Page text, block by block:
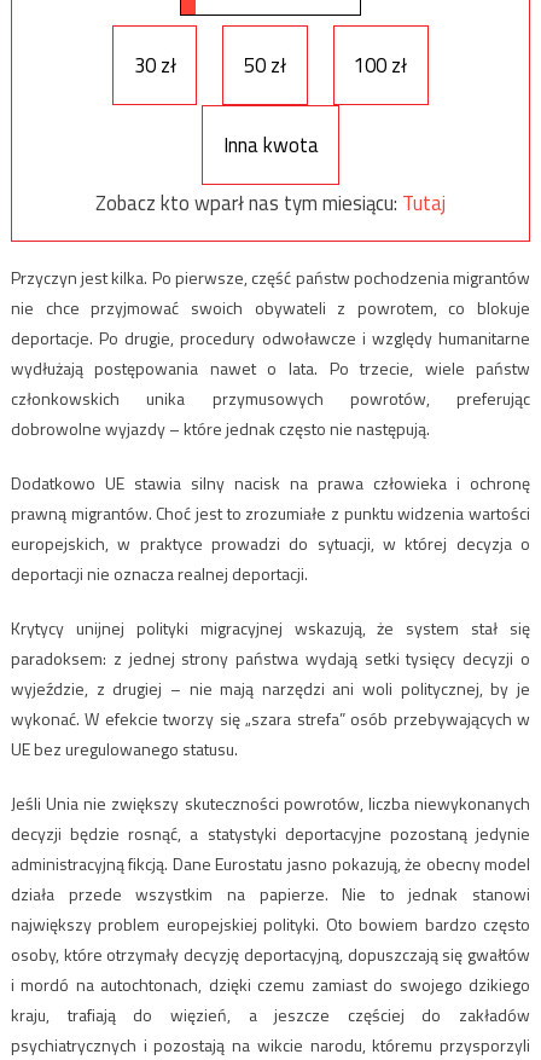
30 zł 50 zł 100 zł
Inna kwota
Zobacz kto wparł nas tym miesiącu: Tutaj
Przyczyn jest kilka. Po pierwsze, część państw pochodzenia migrantów
nie chce przyjmować swoich obywateli z powrotem, co blokuje
deportacje. Po drugie, procedury odwoławcze i względy humanitarne
wydłużają postępowania nawet o lata. Po trzecie, wiele państw
członkowskich unika przymusowych powrotów, preferując
dobrowolne wyjazdy – które jednak często nie następują.
Dodatkowo UE stawia silny nacisk na prawa człowieka i ochronę
prawną migrantów. Choć jest to zrozumiałe z punktu widzenia wartości
europejskich, w praktyce prowadzi do sytuacji, w której decyzja o
deportacji nie oznacza realnej deportacji.
Krytycy unijnej polityki migracyjnej wskazują, że system stał się
paradoksem: z jednej strony państwa wydają setki tysięcy decyzji o
wyjeździe, z drugiej – nie mają narzędzi ani woli politycznej, by je
wykonać. W efekcie tworzy się „szara strefa” osób przebywających w
UE bez uregulowanego statusu.
Jeśli Unia nie zwiększy skuteczności powrotów, liczba niewykonanych
decyzji będzie rosnąć, a statystyki deportacyjne pozostaną jedynie
administracyjną fikcją. Dane Eurostatu jasno pokazują, że obecny model
działa przede wszystkim na papierze. Nie to jednak stanowi
największy problem europejskiej polityki. Oto bowiem bardzo często
osoby, które otrzymały decyzję deportacyjną, dopuszczają się gwałtów
i mordó na autochtonach, dzięki czemu zamiast do swojego dzikiego
kraju, trafiają do więzień, a jeszcze częściej do zakładów
psychiatrycznych i pozostają na wikcie narodu, któremu przysporzyli